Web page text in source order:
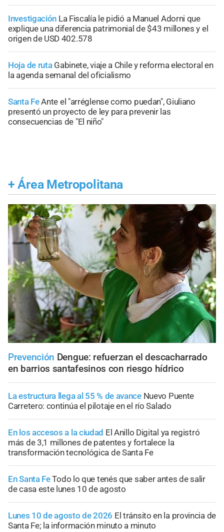
Investigación La Fiscalía le pidió a Manuel Adorni que
explique una diferencia patrimonial de $43 millones y el
origen de USD 402.578
Hoja de ruta Gabinete, viaje a Chile y reforma electoral en
la agenda semanal del oficialismo
Santa FeAnte el "arréglense como puedan", Giuliano
presentó un proyecto de ley para prevenir las
consecuencias de "El niño"
+ Área Metropolitana
Prevención Dengue: refuerzan el descacharrado
en barrios santafesinos con riesgo hídrico
La estructura llega al 55 % de avance Nuevo Puente
Carretero: continúa el pilotaje en el río Salado
En los accesos a la ciudad El Anillo Digital ya registró
más de 3,1 millones de patentes y fortalece la
transformación tecnológica de Santa Fe
En Santa FeTodo lo que tenés que saber antes de salir
de casa este lunes 10 de agosto
Lunes 10 de agosto de 2026 El tránsito en la provincia de
Santa Fe; la información minuto a minuto